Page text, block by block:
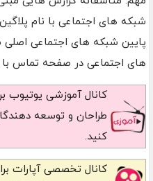
شبکه های اجتماعی با نام
پایین شبکه های اجتماعی
های اجتماعی در صفحه تماس با
کانال آموزشی یوتیوب
طراحان و توسعه
کنید.
کانال تخصصی آپارات